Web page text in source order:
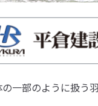
一部のように扱う